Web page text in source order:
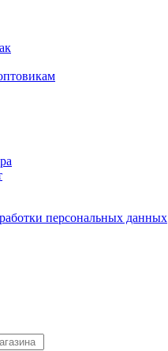
персональных данных